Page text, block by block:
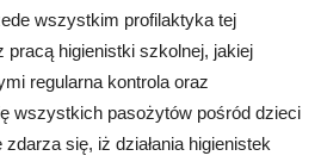
wszystkim profilaktyka tej
pracą higienistki szkolnej, jakiej
regularna kontrola oraz
wszystkich pasożytów pośród dzieci
się, iż działania higienistek